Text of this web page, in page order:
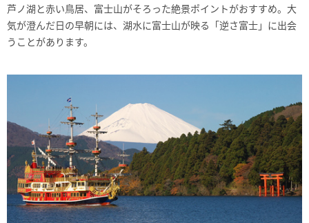
芦ノ湖と赤い鳥居、富士山がそろった絶景ポイントがおすすめ。大
気が澄んだ日の早朝には、湖水に富士山が映る「逆さ富士」に出会
うことがあります。